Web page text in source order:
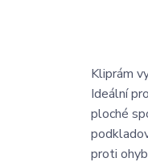
Kliprám
Ideální
ploché
proti